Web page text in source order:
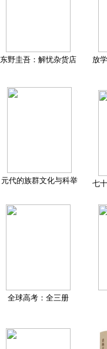
东野圭吾：解忧杂货店 放
元代的族群文化与科举 七
全球高考：全三册